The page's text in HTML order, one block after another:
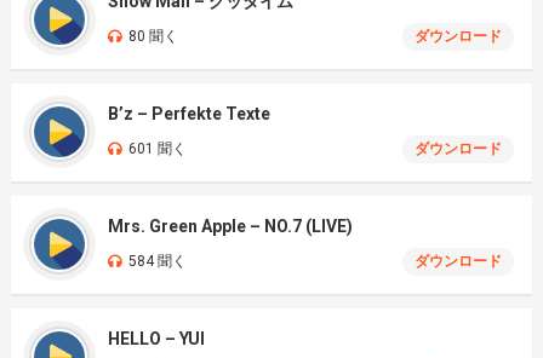
80 聞く ダウンロード
B’z – Perfekte Texte
601 聞く ダウンロード
Mrs. Green Apple – NO.7 (LIVE)
584 聞く ダウンロード
HELLO – YUI